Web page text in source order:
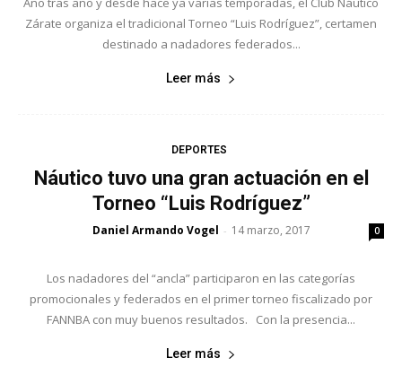
Zárate organiza el tradicional Torneo “Luis Rodríguez”, certamen
destinado a nadadores federados...
Leer más
DEPORTES
Náutico tuvo una gran actuación en el
Torneo “Luis Rodríguez”
Daniel Armando Vogel - 14 marzo, 2017 0
Los nadadores del “ancla” participaron en las categorías
promocionales y federados en el primer torneo fiscalizado por
FANNBA con muy buenos resultados. Con la presencia...
Leer más